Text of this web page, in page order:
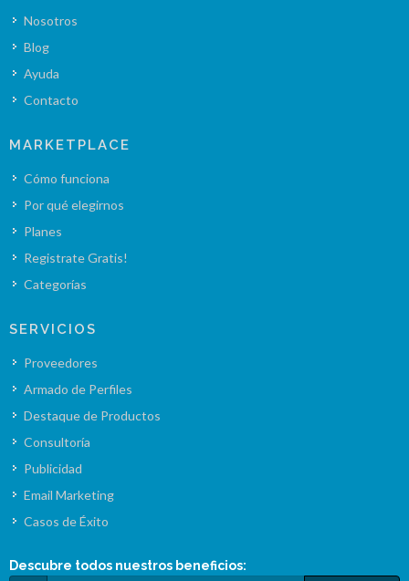
Nosotros
Blog
Ayuda
Contacto
MARKETPLACE
Cómo funciona
Por qué elegirnos
Planes
Registrate Gratis!
Categorías
SERVICIOS
Proveedores
Armado de Perfiles
Destaque de Productos
Consultoría
Publicidad
Email Marketing
Casos de Éxito
Descubre todos nuestros beneficios: